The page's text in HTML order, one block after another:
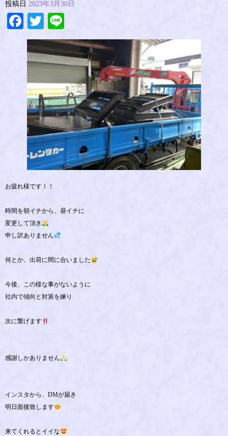
投稿日 2023年3月30日
Facebook
Twitter
お疲れ様です！！
時間を朝イチから、昼イチに
変更して頂き
申し訳ありません
何とか、出荷に間に合いました
今後、この様な事がないように
社内で傾向と対策を練り
次に繋げます
感謝しかありません
インスタから、DMが届き
明日面接致します
来てくれるとイイな